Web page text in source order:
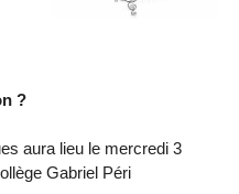
?
aura lieu le mercredi 3
Gabriel Péri